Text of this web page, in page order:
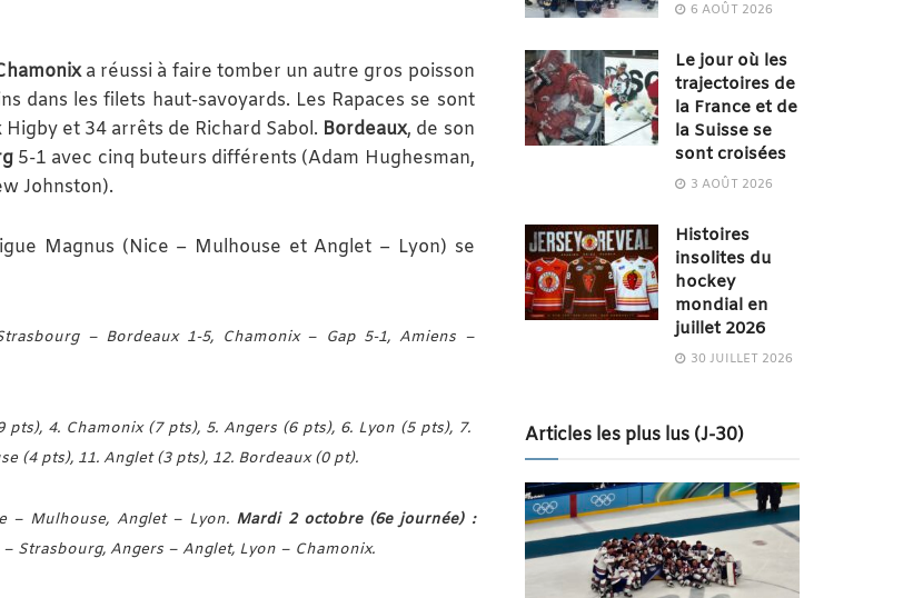
a réussi à faire tomber un autre gros poisson
dans les filets haut-savoyards. Les Rapaces se sont
et 34 arrêts de Richard Sabol. Bordeaux, de son
5-1 avec cinq buteurs différents (Adam Hughesman,
Johnston).
Magnus (Nice – Mulhouse et Anglet – Lyon) se
– Bordeaux 1-5, Chamonix – Gap 5-1, Amiens –
4. Chamonix (7 pts), 5. Angers (6 pts), 6. Lyon (5 pts), 7.
(4 pts), 11. Anglet (3 pts), 12. Bordeaux (0 pt).
– Mulhouse, Anglet – Lyon. Mardi 2 octobre (6e journée) :
Strasbourg, Angers – Anglet, Lyon – Chamonix.
6 AOÛT 2026
Le jour où les
trajectoires de
la France et de
la Suisse se
sont croisées
3 AOÛT 2026
Histoires
insolites du
hockey
mondial en
juillet 2026
30 JUILLET 2026
Articles les plus lus (J-30)